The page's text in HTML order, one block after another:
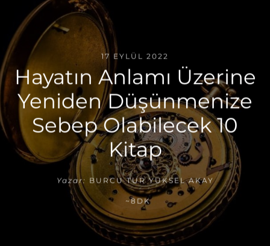
17 EYLÜL 2022
Hayatın Anlamı Üzerine
Yeniden Düşünmenize
Sebep Olabilecek 10
Kitap
Yazar: BURCU TUR YÜKSEL AKAY
~8DK